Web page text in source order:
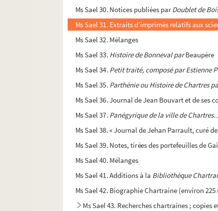
Ms Sael 30. Notices publiées parDoublet de
Ms Sael 31. Extraits d'imprimés relatifs aux
Ms Sael 32. Mélanges
Ms Sael 33. Histoire de Bonneval parBeaupère
Ms Sael 34. Petit traité, composé par Estienne
Ms Sael 35. Parthénie ou Histoire de Chartres
Ms Sael 36. Journal de Jean Bouvart et de ses
Ms Sael 37. Panégyrique de la ville de
Ms Sael 38. « Journal de Jehan Parrault, curé
Ms Sael 39. Notes, tirées des portefeuilles de
Ms Sael 40. Mélanges
Ms Sael 41. Additions à la Bibliothèque
Ms Sael 42. Biographie Chartraine (environ 225
Ms Sael 43. Recherches chartraines ;